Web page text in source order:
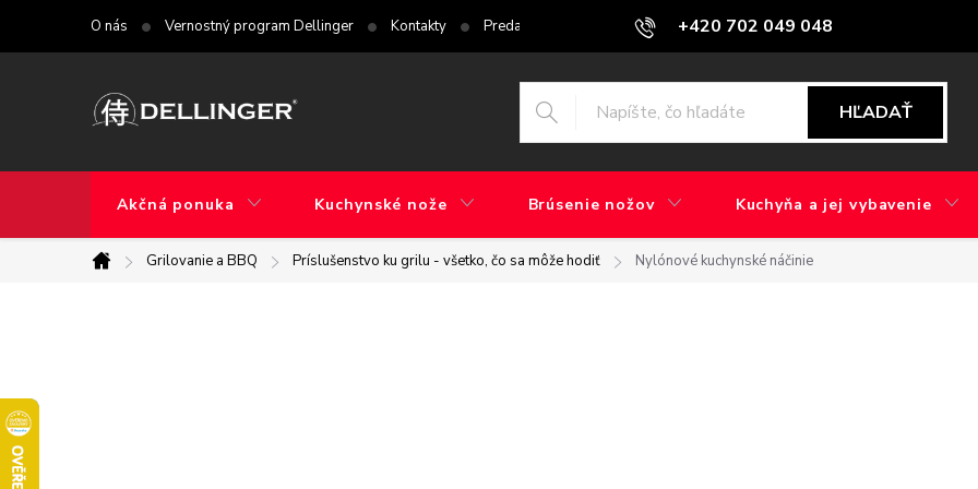
+420 702 049 048
O nás Vernostný program Dellinger Kontakty Predajne Aký je rozdiel medzi brúsením v továrni a ručným
HĽADAŤ
Akčná ponuka Kuchynské nože Brúsenie nožov Kuchyňa a jej vybavenie
Domov
Grilovanie a BBQ Príslušenstvo ku grilu - všetko, čo sa môže hodiť Nylónové kuchynské náčinie